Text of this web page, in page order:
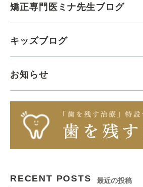
矯正専門医ミナ先生ブログ
キッズブログ
お知らせ
RECENT POSTS 最近の投稿